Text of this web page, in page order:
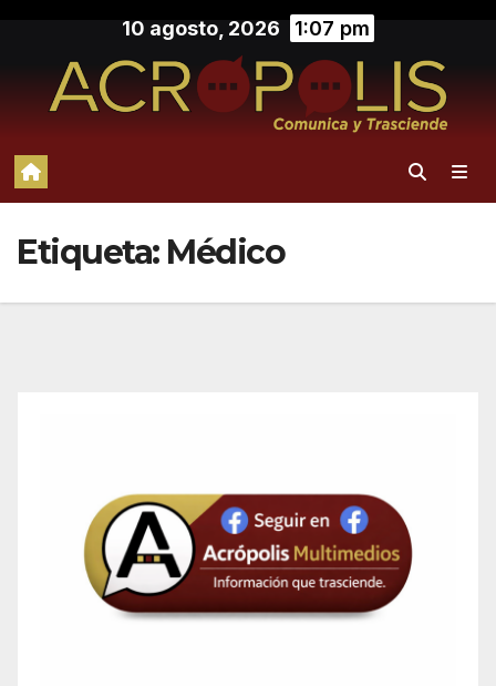
contenido
10 agosto, 2026 1:07 pm
Etiqueta: Médico